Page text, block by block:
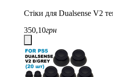
Стіки для Dualsense V2
350,10грн